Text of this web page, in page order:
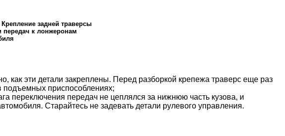
Крепление задней траверсы
передач к лонжеронам
как эти детали закреплены. Перед разборкой крепежа траверс еще раз
подъемных приспособлениях;
переключения передач не цеплялся за нижнюю часть кузова, и
Старайтесь не задевать детали рулевого управления.